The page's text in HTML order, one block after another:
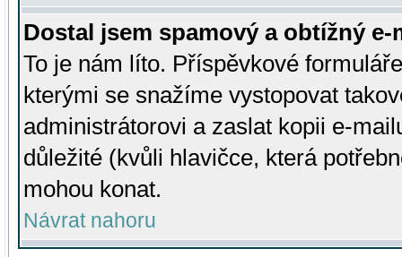
Dostal jsem spamový a obtížný
To je nám líto. Příspěvkové
kterými se snažíme vystopovat
administrátorovi a zaslat kopii e-
důležité (kvůli hlavičce, která
mohou konat.
Návrat nahoru